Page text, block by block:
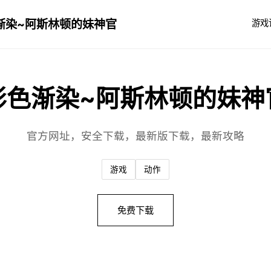
染~阿斯林顿的妹神官 游戏
色渐染~阿斯林顿的妹神
官方网址，安全下载，最新版下载，最新攻略
游戏 动作
免费下载